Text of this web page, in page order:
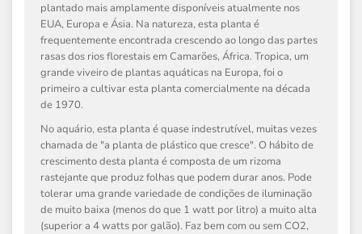
plantado mais amplamente disponíveis atualmente nos
EUA, Europa e Ásia. Na natureza, esta planta é
frequentemente encontrada crescendo ao longo das partes
rasas dos rios florestais em Camarões, África. Tropica, um
grande viveiro de plantas aquáticas na Europa, foi o
primeiro a cultivar esta planta comercialmente na década
de 1970.
No aquário, esta planta é quase indestrutível, muitas vezes
chamada de "a planta de plástico que cresce". O hábito de
crescimento desta planta é composta de um rizoma
rastejante que produz folhas que podem durar anos. Pode
tolerar uma grande variedade de condições de iluminação
de muito baixa (menos do que 1 watt por litro) a muito alta
(superior a 4 watts por galão). Faz bem com ou sem CO2,